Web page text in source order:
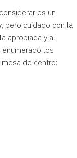
es un
, pero cuidado con la
apropiada y al
los
de centro: